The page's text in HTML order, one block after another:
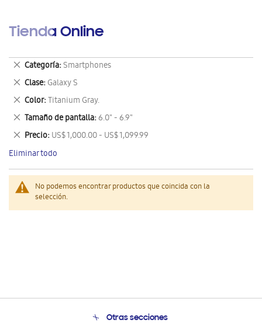
Tienda Online
No podemos encontrar productos que coincida con la
selección.
Categoría Smartphones
Eliminar
este
artículo
Clase Galaxy S
Eliminar
este
artículo
Color Titanium Gray.
Eliminar
este
artículo
Tamaño de pantalla 6.0" - 6.9"
Eliminar
este
artículo
Precio US$ 1,000.00 - US$ 1,099.99
Eliminar
este
artículo
Eliminar todo
Otras secciones